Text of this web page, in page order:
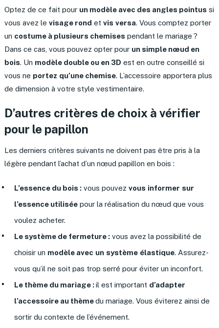
Optez de ce fait pour un modèle avec des angles pointus si
vous avez le visage rond et vis versa. Vous comptez porter
un costume à plusieurs chemises pendant le mariage ?
Dans ce cas, vous pouvez opter pour un simple nœud en
bois. Un modèle double ou en 3D est en outre conseillé si
vous ne portez qu’une chemise. L’accessoire apportera plus
de dimension à votre style vestimentaire.
D’autres critères de choix à vérifier
pour le papillon
Les derniers critères suivants ne doivent pas être pris à la
légère pendant l’achat d’un nœud papillon en bois :
L’essence du bois :vous pouvez vous informer sur
l’essence utiliséepour la réalisation du nœud que vous
voulez acheter.
Le système de fermeture :vous avez la possibilité de
choisir un modèle avec un système élastique. Assurez-
vous qu’il ne soit pas trop serré pour éviter un inconfort.
Le thème du mariage :il est important d’adapter
l’accessoire au thèmedu mariage. Vous éviterez ainsi de
sortir du contexte de l’événement.